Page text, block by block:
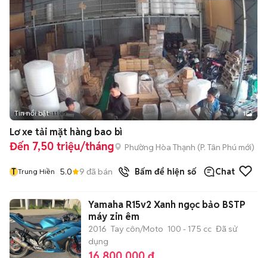
Tin nổi bật 1
Lơ xe tải mặt hàng bao bì
Đến 7,50 triệu/tháng Phường Hòa Thạnh (P. Tân Phú mới)
T Trung Hiền 5.0 9 đã bán Bấm để hiện số Chat
Yamaha R15v2 Xanh ngọc bảo BSTP
máy zin êm
2016 Tay côn/Moto 100 - 175 cc Đã sử
dụng